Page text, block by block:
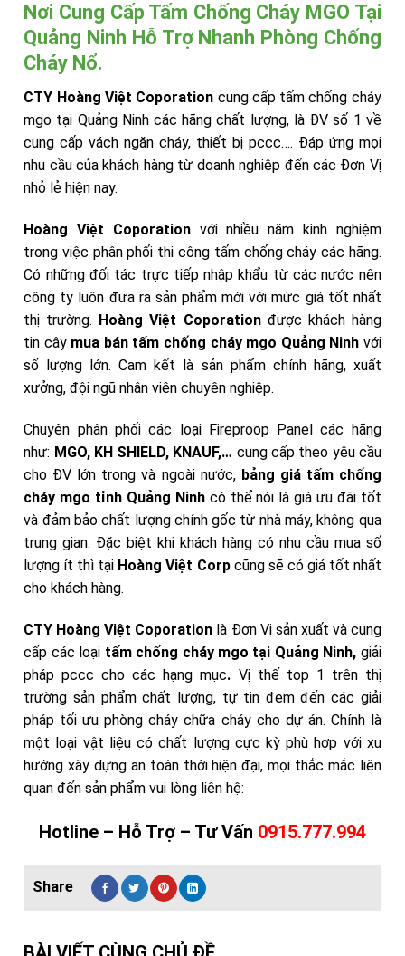
Nơi Cung Cấp Tấm Chống Cháy MGO Tại
Quảng Ninh Hỗ Trợ Nhanh Phòng Chống
Cháy Nổ.
CTY Hoàng Việt Coporation cung cấp tấm chống cháy
mgo tại Quảng Ninh các hãng chất lượng, là ĐV số 1 về
cung cấp vách ngăn cháy, thiết bị pccc…. Đáp ứng mọi
nhu cầu của khách hàng từ doanh nghiệp đến các Đơn Vị
nhỏ lẻ hiện nay.
Hoàng Việt Coporationvới nhiều năm kinh nghiệm
trong việc phân phối thi công tấm chống cháy các hãng.
Có những đối tác trực tiếp nhập khẩu từ các nước nên
công ty luôn đưa ra sản phẩm mới với mức giá tốt nhất
thị trường. Hoàng Việt Coporationđược khách hàng
tin cậy mua bán tấm chống cháy mgo Quảng Ninh với
số lượng lớn. Cam kết là sản phẩm chính hãng, xuất
xưởng, đội ngũ nhân viên chuyên nghiệp.
Chuyên phân phối các loại Fireproop Panel các hãng
như: MGO, KH SHIELD, KNAUF,… cung cấp theo yêu cầu
cho ĐV lớn trong và ngoài nước, bảng giá tấm chống
cháy mgo tỉnh Quảng Ninhcó thể nói là giá ưu đãi tốt
và đảm bảo chất lượng chính gốc từ nhà máy, không qua
trung gian. Đặc biệt khi khách hàng có nhu cầu mua số
lượng ít thì tại Hoàng Việt Corpcũng sẽ có giá tốt nhất
cho khách hàng.
CTY Hoàng Việt Coporation là Đơn Vị sản xuất và cung
cấp các loại tấm chống cháy mgo tại Quảng Ninh, giải
pháp pccc cho các hạng mục. Vị thế top 1 trên thị
trường sản phẩm chất lượng, tự tin đem đến các giải
pháp tối ưu phòng cháy chữa cháy cho dự án. Chính là
một loại vật liệu có chất lượng cực kỳ phù hợp với xu
hướng xây dựng an toàn thời hiện đại, mọi thắc mắc liên
quan đến sản phẩm vui lòng liên hệ:
Hotline – Hỗ Trợ – Tư Vấn 0915.777.994